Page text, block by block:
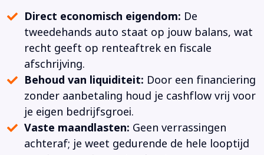
Direct economisch eigendom: De
tweedehands auto staat op jouw balans, wat
recht geeft op renteaftrek en fiscale
afschrijving.
Behoud van liquiditeit: Door een financiering
zonder aanbetaling houd je cashflow vrij voor
je eigen bedrijfsgroei.
Vaste maandlasten: Geen verrassingen
achteraf; je weet gedurende de hele looptijd